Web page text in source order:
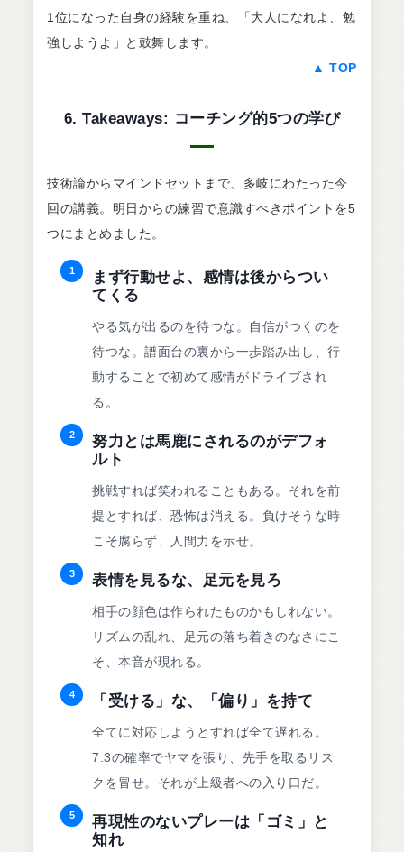
1位になった自身の経験を重ね、「大人になれよ、勉
強しようよ」と鼓舞します。
▲ TOP
6. Takeaways: コーチング的5つの学び
技術論からマインドセットまで、多岐にわたった今
回の講義。明日からの練習で意識すべきポイントを5
つにまとめました。
1
まず行動せよ、感情は後からつい
てくる
やる気が出るのを待つな。自信がつくのを
待つな。譜面台の裏から一歩踏み出し、行
動することで初めて感情がドライブされ
る。
2
努力とは馬鹿にされるのがデフォ
ルト
挑戦すれば笑われることもある。それを前
提とすれば、恐怖は消える。負けそうな時
こそ腐らず、人間力を示せ。
3 表情を見るな、足元を見ろ
相手の顔色は作られたものかもしれない。
リズムの乱れ、足元の落ち着きのなさにこ
そ、本音が現れる。
4 「受ける」な、「偏り」を持て
全てに対応しようとすれば全て遅れる。
7:3の確率でヤマを張り、先手を取るリス
クを冒せ。それが上級者への入り口だ。
5
再現性のないプレーは「ゴミ」と
知れ